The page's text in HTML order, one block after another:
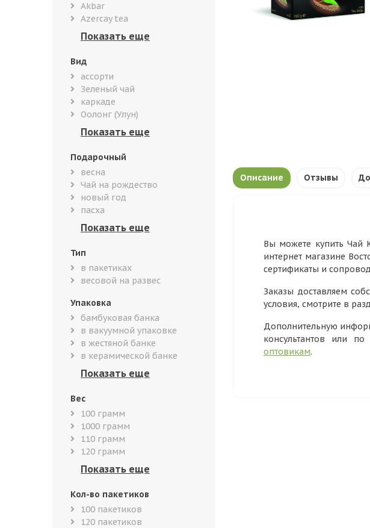
Akbar
Azercay tea
Вид
ассорти
Зеленый чай
каркаде
Оолонг (Улун)
Подарочный
весна
Чай на рождество
новый год
пасха
Тип
в пакетиках
весовой на развес
Упаковка
бамбуковая банка
в вакуумной упаковке
в жестяной банке
в керамической банке
Вес
100 грамм
1000 грамм
110 грамм
120 грамм
Кол-во пакетиков
100 пакетиков
120 пакетиков
Описание Отзывы
Вы можете купить Чай
интернет магазине
сертификаты и
Заказы доставляем
условия, смотрите в
Дополнительную
консультантов или по
оптовикам.